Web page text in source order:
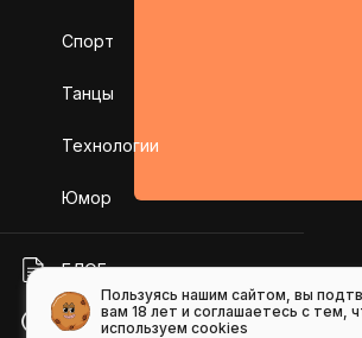
Спорт
Танцы
Технологии
Юмор
БЛОГ
ПОМОЩЬ
Пользуясь нашим сайтом, вы
вам 18 лет и соглашаетесь с тем,
используем cookies